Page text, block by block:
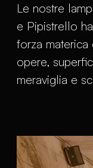
Le nostre
e Pipistrello
forza
opere,
meraviglia e